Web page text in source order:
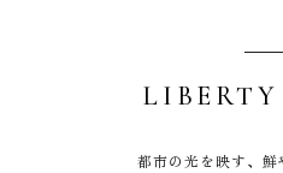
LIBERTY
都市の光を映す、鮮